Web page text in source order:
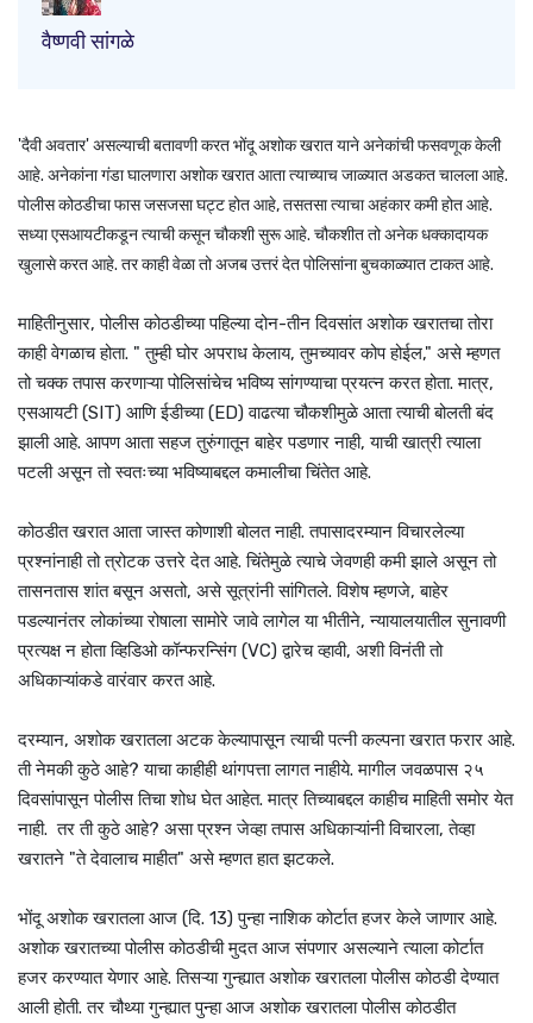
वैष्णवी सांगळे
'दैवी अवतार' असल्याची बतावणी करत भोंदू अशोक खरात याने अनेकांची फसवणूक केली
आहे. अनेकांना गंडा घालणारा अशोक खरात आता त्याच्याच जाळ्यात अडकत चालला आहे.
पोलीस कोठडीचा फास जसजसा घट्ट होत आहे, तसतसा त्याचा अहंकार कमी होत आहे.
सध्या एसआयटीकडून त्याची कसून चौकशी सुरू आहे. चौकशीत तो अनेक धक्कादायक
खुलासे करत आहे. तर काही वेळा तो अजब उत्तरं देत पोलिसांना बुचकाळ्यात टाकत आहे.
माहितीनुसार, पोलीस कोठडीच्या पहिल्या दोन-तीन दिवसांत अशोक खरातचा तोरा
काही वेगळाच होता. " तुम्ही घोर अपराध केलाय, तुमच्यावर कोप होईल," असे म्हणत
तो चक्क तपास करणाऱ्या पोलिसांचेच भविष्य सांगण्याचा प्रयत्न करत होता. मात्र,
एसआयटी (SIT) आणि ईडीच्या (ED) वाढत्या चौकशीमुळे आता त्याची बोलती बंद
झाली आहे. आपण आता सहज तुरुंगातून बाहेर पडणार नाही, याची खात्री त्याला
पटली असून तो स्वतःच्या भविष्याबद्दल कमालीचा चिंतेत आहे.
कोठडीत खरात आता जास्त कोणाशी बोलत नाही. तपासादरम्यान विचारलेल्या
प्रश्नांनाही तो त्रोटक उत्तरे देत आहे. चिंतेमुळे त्याचे जेवणही कमी झाले असून तो
तासनतास शांत बसून असतो, असे सूत्रांनी सांगितले. विशेष म्हणजे, बाहेर
पडल्यानंतर लोकांच्या रोषाला सामोरे जावे लागेल या भीतीने, न्यायालयातील सुनावणी
प्रत्यक्ष न होता व्हिडिओ कॉन्फरन्सिंग (VC) द्वारेच व्हावी, अशी विनंती तो
अधिकाऱ्यांकडे वारंवार करत आहे.
दरम्यान, अशोक खरातला अटक केल्यापासून त्याची पत्नी कल्पना खरात फरार आहे.
ती नेमकी कुठे आहे? याचा काहीही थांगपत्ता लागत नाहीये. मागील जवळपास २५
दिवसांपासून पोलीस तिचा शोध घेत आहेत. मात्र तिच्याबद्दल काहीच माहिती समोर येत
नाही. तर ती कुठे आहे? असा प्रश्न जेव्हा तपास अधिकाऱ्यांनी विचारला, तेव्हा
खरातने "ते देवालाच माहीत" असे म्हणत हात झटकले.
भोंदू अशोक खरातला आज (दि. 13) पुन्हा नाशिक कोर्टात हजर केले जाणार आहे.
अशोक खरातच्या पोलीस कोठडीची मुदत आज संपणार असल्याने त्याला कोर्टात
हजर करण्यात येणार आहे. तिसऱ्या गुन्ह्यात अशोक खरातला पोलीस कोठडी देण्यात
आली होती. तर चौथ्या गुन्ह्यात पुन्हा आज अशोक खरातला पोलीस कोठडीत